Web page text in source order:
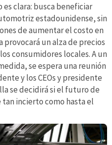
clara: busca beneficiar
estadounidense, sin
de aumentar el costo en
un alza de precios
consumidores locales. A un
se espera una reunión
y los CEOs y presidente
se decidirá si el futuro de
incierto como hasta el